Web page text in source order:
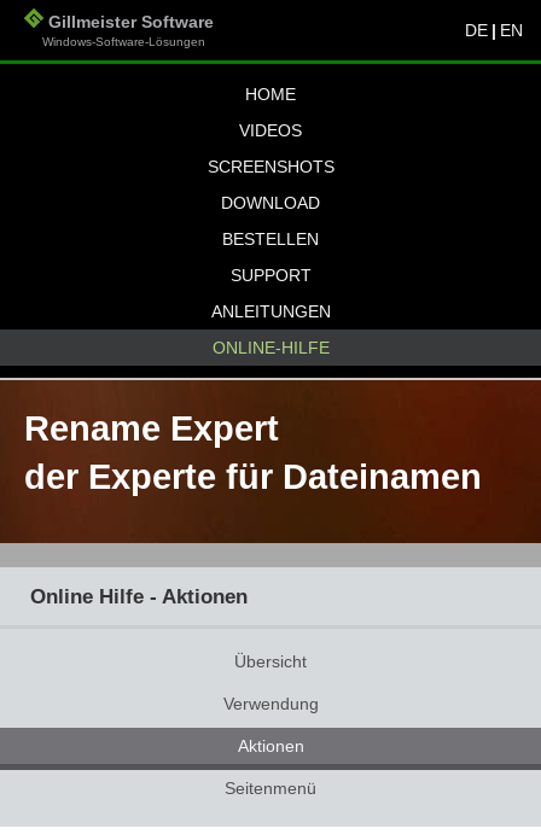
Gillmeister Software
Windows-Software-Lösungen
DE | EN
HOME
VIDEOS
SCREENSHOTS
DOWNLOAD
BESTELLEN
SUPPORT
ANLEITUNGEN
ONLINE-HILFE
Rename Expert
der Experte für Dateinamen
Online Hilfe - Aktionen
Übersicht
Verwendung
Aktionen
Seitenmenü